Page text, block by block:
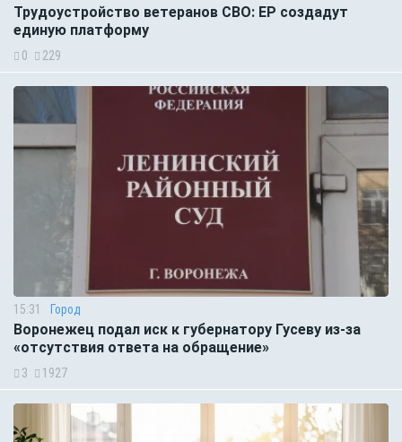
Трудоустройство ветеранов СВО: ЕР создадут
единую платформу
0 229
15:31 Город
Воронежец подал иск к губернатору Гусеву из-за
«отсутствия ответа на обращение»
3 1927